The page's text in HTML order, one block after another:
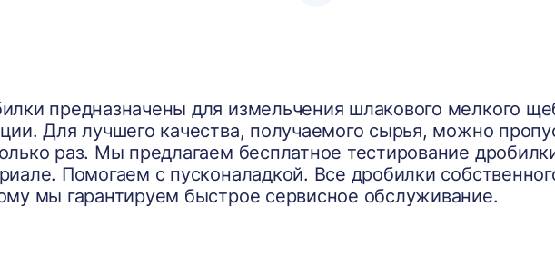
предназначены для измельчения шлакового мелкого
Для лучшего качества, получаемого сырья, можно
раз. Мы предлагаем бесплатное тестирование
Помогаем с пусконаладкой. Все дробилки
мы гарантируем быстрое сервисное обслуживание.